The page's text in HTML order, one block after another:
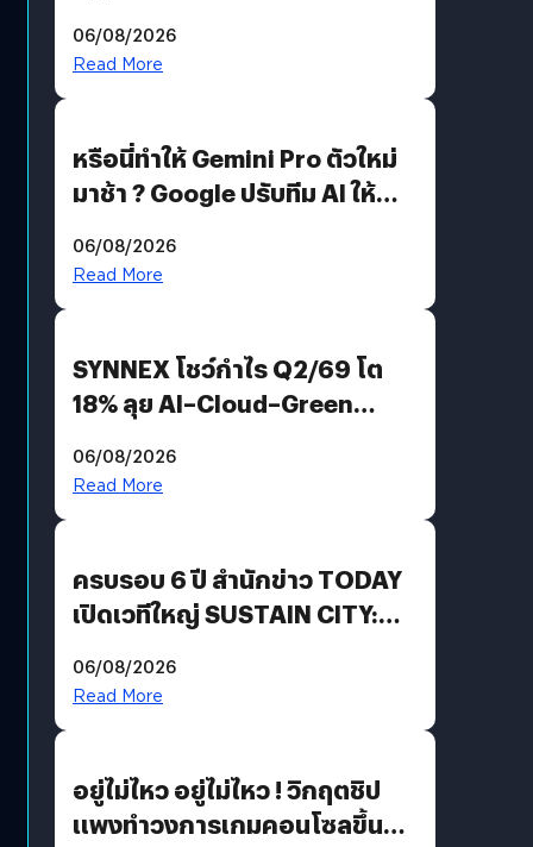
06/08/2026
Read More
หรือนี่ทำให้ Gemini Pro ตัวใหม่
มาช้า ? Google ปรับทีม AI ให้
AGI
06/08/2026
Read More
SYNNEX โชว์กำไร Q2/69 โต
18% ลุย AI–Cloud–Green
Revenue เร่งเครื่อง New
06/08/2026
Read More
ครบรอบ 6 ปี สำนักข่าว TODAY
เปิดเวทีใหญ่ SUSTAIN CITY:
แนวทางปรับตัวสู่เศรษฐกิจสี
06/08/2026
Read More
อยู่ไม่ไหว อยู่ไม่ไหว ! วิกฤตชิป
แพงทำวงการเกมคอนโซลขึ้น